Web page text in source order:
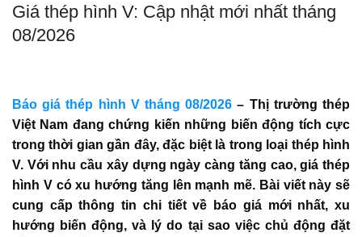
Giá thép hình V: Cập nhật mới nhất tháng
08/2026
Báo giá thép hình V tháng 08/2026 – Thị trường thép
Việt Nam đang chứng kiến những biến động tích cực
trong thời gian gần đây, đặc biệt là trong loại thép hình
V. Với nhu cầu xây dựng ngày càng tăng cao, giá thép
hình V có xu hướng tăng lên mạnh mẽ. Bài viết này sẽ
cung cấp thông tin chi tiết về báo giá mới nhất, xu
hướng biến động, và lý do tại sao việc chủ động đặt